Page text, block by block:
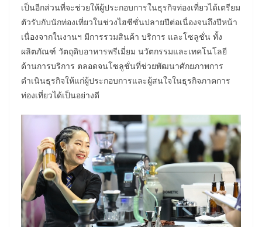
เป็นอีกส่วนที่จะช่วยให้ผู้ประกอบการในธุรกิจท่องเที่ยวได้เตรียม
ตัวรับกับนักท่องเที่ยวในช่วงไฮซีซั่นปลายปีต่อเนื่องจนถึงปีหน้า
เนื่องจากในงานฯ มีการรวมสินค้า บริการ และโซลูชั่น ทั้ง
ผลิตภัณฑ์ วัตถุดิบอาหารพรีเมี่ยม นวัตกรรมและเทคโนโลยี
ด้านการบริการ ตลอดจนโซลูชั่นที่ช่วยพัฒนาศักยภาพการ
ดำเนินธุรกิจให้แก่ผู้ประกอบการและผู้สนใจในธุรกิจภาคการ
ท่องเที่ยวได้เป็นอย่างดี